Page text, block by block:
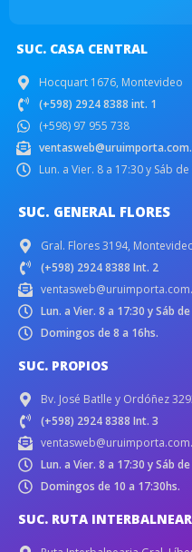
SUC. CASA CENTRAL
Hocquart 1676, Montevideo
(+598) 2924 8388 int. 1
(+598) 97 955 738
Lun. a Vier. 8 a 17:30 y Sáb
SUC. GENERAL FLORES
Gral. Flores 3194,
(+598) 2924 8388 Int. 2
Lun. a Vier. 8 a 17:30 y Sáb
Domingos de 8 a 16hs.
SUC. PROPIOS
Bv. José Batlle y Ordóñez
(+598) 2924 8388 Int. 3
Lun. a Vier. 8 a 17:30 y Sáb
Domingos de 10 a 17:30hs.
SUC. RUTA